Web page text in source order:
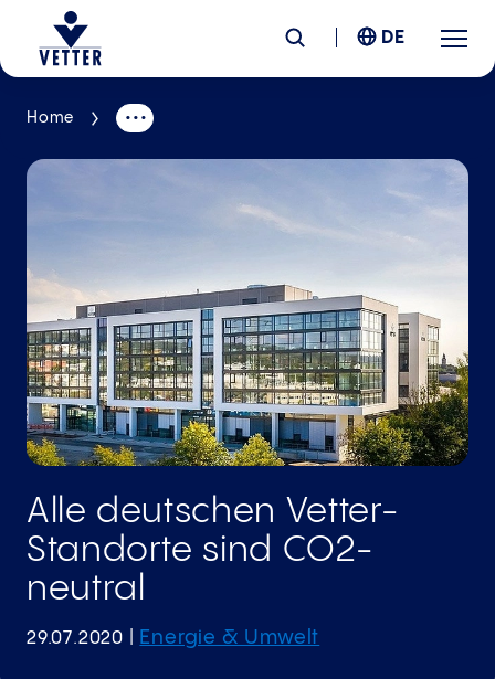
Unternehmen
Services
Standorte
News &Insights
Karriere
DE
Home
Alle deutschen Vetter-
Standorte sind CO2-
neutral
29.07.2020 Energie & Umwelt